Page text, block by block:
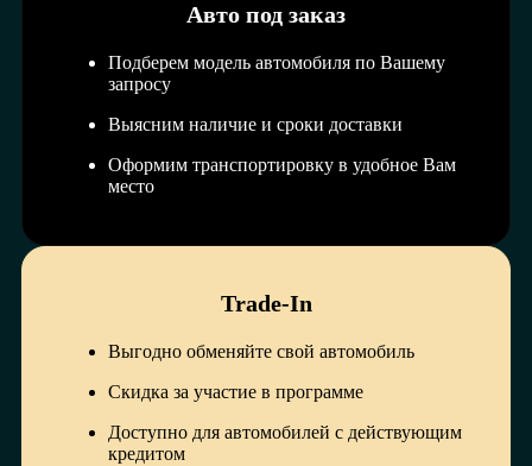
Авто под заказ
Подберем модель автомобиля по Вашему
запросу
Выясним наличие и сроки доставки
Оформим транспортировку в удобное Вам
место
Trade-In
Выгодно обменяйте свой автомобиль
Скидка за участие в программе
Доступно для автомобилей с действующим
кредитом